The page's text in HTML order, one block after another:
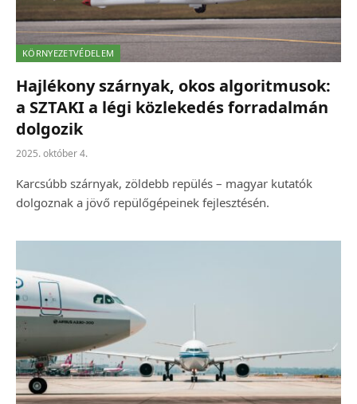
KÖRNYEZETVÉDELEM
Hajlékony szárnyak, okos algoritmusok:
a SZTAKI a légi közlekedés forradalmán
dolgozik
2025. október 4.
Karcsúbb szárnyak, zöldebb repülés – magyar kutatók
dolgoznak a jövő repülőgépeinek fejlesztésén.